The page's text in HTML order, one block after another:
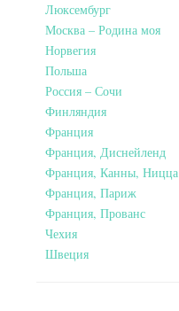
Люксембург
Москва – Родина моя
Норвегия
Польша
Россия – Сочи
Финляндия
Франция
Франция, Диснейленд
Франция, Канны, Ницца
Франция, Париж
Франция, Прованс
Чехия
Швеция